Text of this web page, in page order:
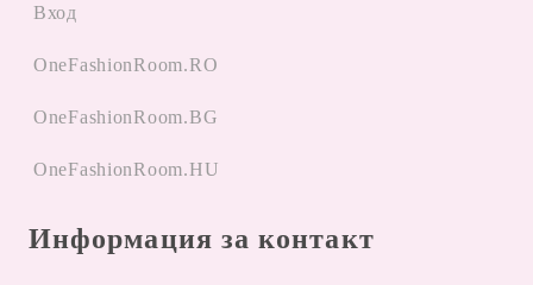
Вход
OneFashionRoom.RO
OneFashionRoom.BG
OneFashionRoom.HU
Информация за контакт